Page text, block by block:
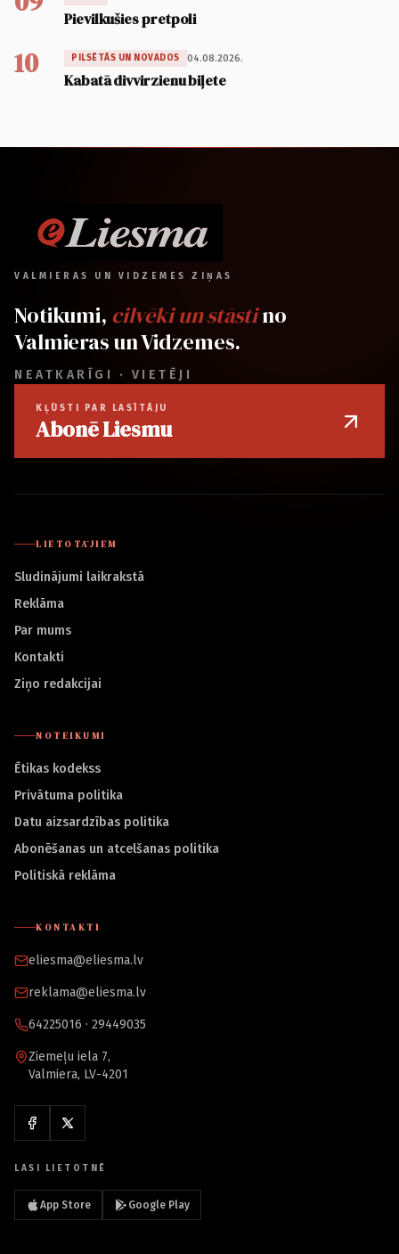
Pievilkušies pretpoli
10 PILSĒTĀS UN NOVADOS 04.08.2026.
Kabatā divvirzienu biļete
VALMIERAS UN VIDZEMES ZIŅAS
Notikumi, cilvēki un stāstino
Valmieras un Vidzemes.
NEATKARĪGI · VIETĒJI
KĻŪSTI PAR LASĪTĀJU
Abonē Liesmu
LIETOTĀJIEM
Sludinājumi laikrakstā
Reklāma
Par mums
Kontakti
Ziņo redakcijai
NOTEIKUMI
Ētikas kodekss
Privātuma politika
Datu aizsardzības politika
Abonēšanas un atcelšanas politika
Politiskā reklāma
KONTAKTI
eliesma@eliesma.lv
reklama@eliesma.lv
64225016 · 29449035
Ziemeļu iela 7,
Valmiera, LV-4201
LASI LIETOTNĒ
App Store Google Play